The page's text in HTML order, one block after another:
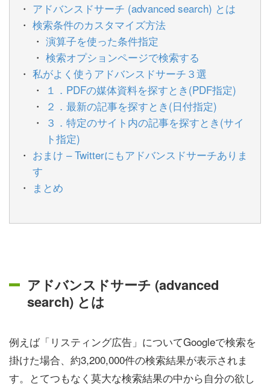
アドバンスドサーチ (advanced search) とは
検索条件のカスタマイズ方法
演算子を使った条件指定
検索オプションページで検索する
私がよく使うアドバンスドサーチ３選
１．PDFの媒体資料を探すとき(PDF指定)
２．最新の記事を探すとき(日付指定)
３．特定のサイト内の記事を探すとき(サイ
ト指定)
おまけ – Twitterにもアドバンスドサーチありま
す
まとめ
アドバンスドサーチ (advanced
search) とは
例えば「リスティング広告」についてGoogleで検索を
掛けた場合、約3,200,000件の検索結果が表示されま
す。とてつもなく莫大な検索結果の中から自分の欲し